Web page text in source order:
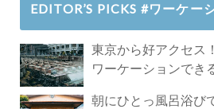
EDITOR’S PICKS #ワーケー
東京から好アクセス
ワーケーションでき
朝にひとっ風呂浴び